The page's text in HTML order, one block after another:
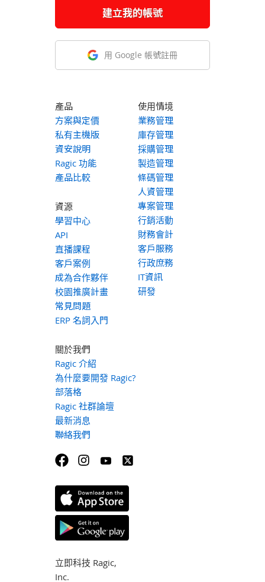
建立我的帳號
用 Google 帳號註冊
產品
方案與定價
私有主機版
資安說明
Ragic 功能
產品比較
資源
學習中心
API
直播課程
客戶案例
成為合作夥伴
校園推廣計畫
常見問題
ERP 名詞入門
使用情境
業務管理
庫存管理
採購管理
製造管理
條碼管理
人資管理
專案管理
行銷活動
財務會計
客戶服務
行政庶務
IT資訊
研發
關於我們
Ragic 介紹
為什麼要開發 Ragic?
部落格
Ragic 社群論壇
最新消息
聯絡我們
立即科技 Ragic,
Inc.